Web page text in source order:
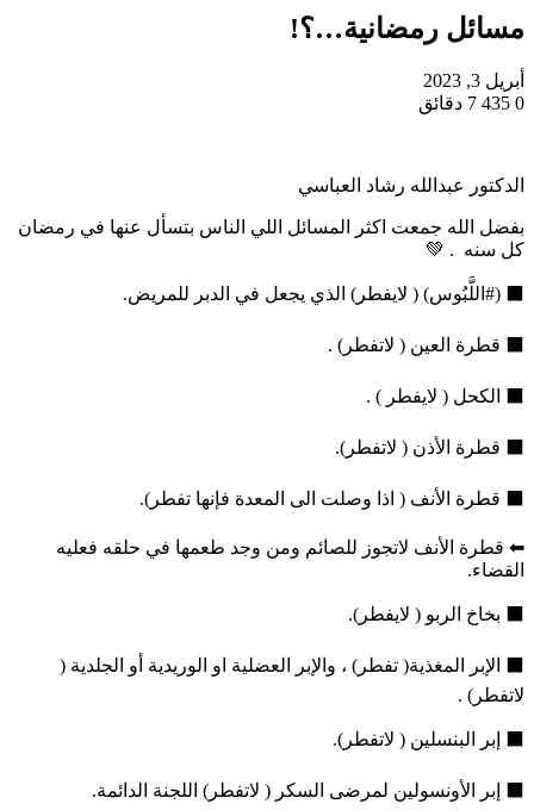
مسائل رمضانية…؟!
أبريل 3, 2023
0
7 دقائق
الدكتور عبدالله رشاد العباسي
بفضل الله جمعت اكثر المسائل اللي الناس بتسأل عنها في رمضان
كل سنه . 💚
⬛ (#اللَّبُوس) ( لايفطر) الذي يجعل في الدبر للمريض.
⬛ قطرة العين ( لاتفطر) .
⬛ الكحل ( لايفطر ) .
⬛ قطرة الأذن ( لاتفطر).
⬛ قطرة الأنف ( اذا وصلت الى المعدة فإنها تفطر).
⬅ قطرة الأنف لاتجوز للصائم ومن وجد طعمها في حلقه فعليه
القضاء.
⬛ بخاخ الربو ( لايفطر).
⬛ الإبر المغذية( تفطر) ، والإبر العضلية او الوريدية أو الجلدية (
لاتفطر) .
⬛ إبر البنسلين ( لاتفطر).
⬛ إبر الأونسولين لمرضى السكر ( لاتفطر) اللجنة الدائمة.